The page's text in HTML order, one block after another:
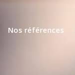
Nos références